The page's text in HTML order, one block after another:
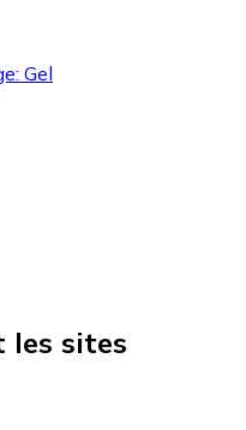
Gel
les sites